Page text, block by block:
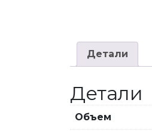
Детали
Детали
Объем